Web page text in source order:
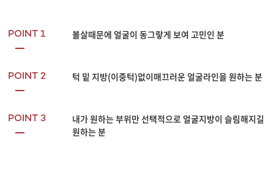
POINT 1 볼살때문에 얼굴이 동그랗게 보여 고민인 분
POINT 2 턱 밑 지방(이중턱)없이매끄러운 얼굴라인을 원하는 분
POINT 3
내가 원하는 부위만 선택적으로 얼굴지방이 슬림해지길
원하는 분